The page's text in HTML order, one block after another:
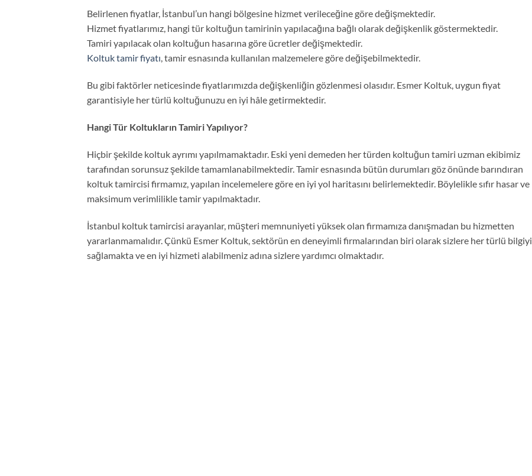
Belirlenen fiyatlar, İstanbul’un hangi bölgesine hizmet verileceğine göre değişmektedir.
Hizmet fiyatlarımız, hangi tür koltuğun tamirinin yapılacağına bağlı olarak değişkenlik göstermektedir.
Tamiri yapılacak olan koltuğun hasarına göre ücretler değişmektedir.
Koltuk tamir fiyatı, tamir esnasında kullanılan malzemelere göre değişebilmektedir.
Bu gibi faktörler neticesinde fiyatlarımızda değişkenliğin gözlenmesi olasıdır. Esmer Koltuk, uygun fiyat
garantisiyle her türlü koltuğunuzu en iyi hâle getirmektedir.
Hangi Tür Koltukların Tamiri Yapılıyor?
Hiçbir şekilde koltuk ayrımı yapılmamaktadır. Eski yeni demeden her türden koltuğun tamiri uzman ekibimiz
tarafından sorunsuz şekilde tamamlanabilmektedir. Tamir esnasında bütün durumları göz önünde barındıran
koltuk tamircisi firmamız, yapılan incelemelere göre en iyi yol haritasını belirlemektedir. Böylelikle sıfır hasar ve
maksimum verimlilikle tamir yapılmaktadır.
İstanbul koltuk tamircisi arayanlar, müşteri memnuniyeti yüksek olan firmamıza danışmadan bu hizmetten
yararlanmamalıdır. Çünkü Esmer Koltuk, sektörün en deneyimli firmalarından biri olarak sizlere her türlü bilgiyi
sağlamakta ve en iyi hizmeti alabilmeniz adına sizlere yardımcı olmaktadır.